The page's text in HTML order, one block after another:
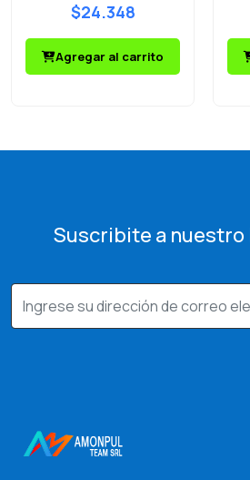
$24.348
Agregar al carrito
Suscribite a